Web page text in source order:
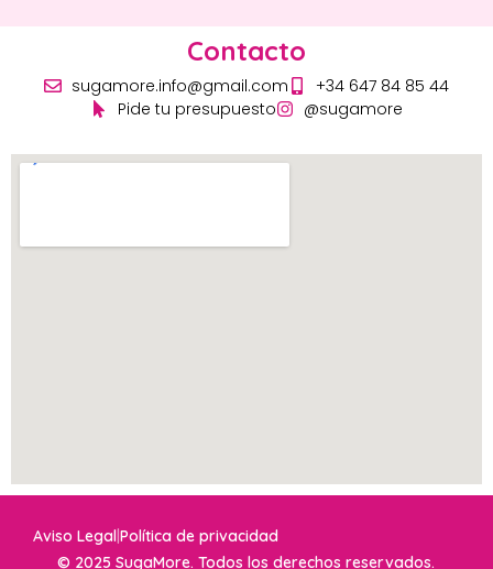
Contacto
sugamore.info@gmail.com
+34 647 84 85 44
Pide tu presupuesto
@sugamore
Aviso LegalPolítica de privacidad
© 2025 SugaMore. Todos los derechos reservados.